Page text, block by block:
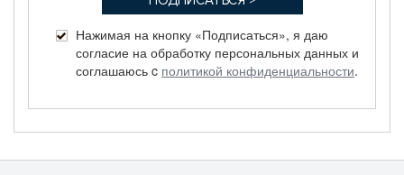
Нажимая на кнопку «Подписаться», я даю
согласие на обработку персональных данных и
соглашаюсь c политикой конфиденциальности.